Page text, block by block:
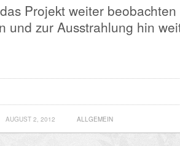
Projekt weiter
und zur Ausstrahlung hin
AUGUST 2, 2012 ALLGEMEIN